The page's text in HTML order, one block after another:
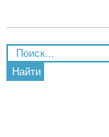
Найти